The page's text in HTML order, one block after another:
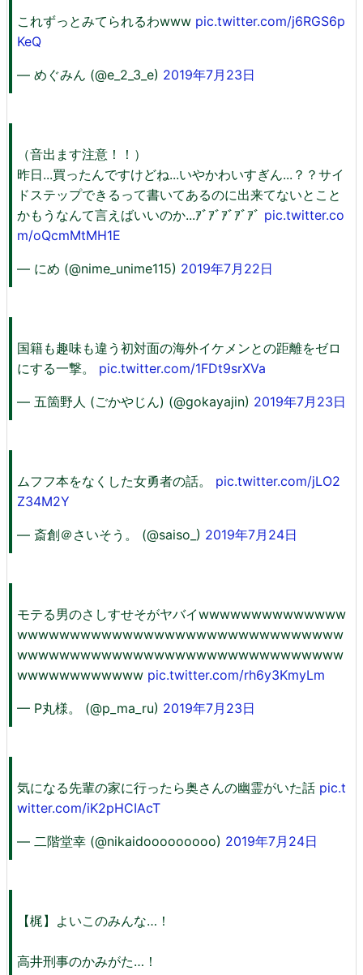
これずっとみてられるわwww pic.twitter.com/j6RGS6p
KeQ
— めぐみん (@e_2_3_e) 2019年7月23日
（音出ます注意！！）
昨日...買ったんですけどね...いやかわいすぎん...？？サイ
ドステップできるって書いてあるのに出来てないとこと
かもうなんて言えばいいのか...ｱﾞｱﾞｱﾞｱﾞｱﾞ pic.twitter.co
m/oQcmMtMH1E
— にめ (@nime_unime115) 2019年7月22日
国籍も趣味も違う初対面の海外イケメンとの距離をゼロ
にする一撃。 pic.twitter.com/1FDt9srXVa
— 五箇野人 (ごかやじん) (@gokayajin) 2019年7月23日
ムフフ本をなくした女勇者の話。 pic.twitter.com/jLO2
Z34M2Y
— 斎創＠さいそう。 (@saiso_) 2019年7月24日
モテる男のさしすせそがヤバイwwwwwwwwwwwwww
wwwwwwwwwwwwwwwwwwwwwwwwwwwwwww
wwwwwwwwwwwwwwwwwwwwwwwwwwwwwww
wwwwwwwwwwww pic.twitter.com/rh6y3KmyLm
— P丸様。 (@p_ma_ru) 2019年7月23日
気になる先輩の家に行ったら奥さんの幽霊がいた話 pic.t
witter.com/iK2pHCIAcT
— 二階堂幸 (@nikaidooooooooo) 2019年7月24日
【梶】よいこのみんな…！
高井刑事のかみがた…！